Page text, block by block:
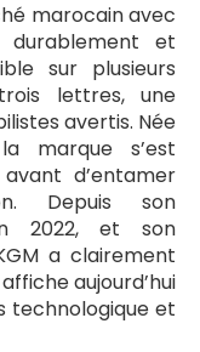
marocain avec
durablement et
sur plusieurs
lettres, une
avertis. Née
marque s’est
d’entamer
Depuis son
2022, et son
a clairement
aujourd’hui
technologique et